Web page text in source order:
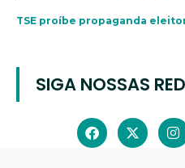
TSE proíbe propaganda
SIGA NOSSAS